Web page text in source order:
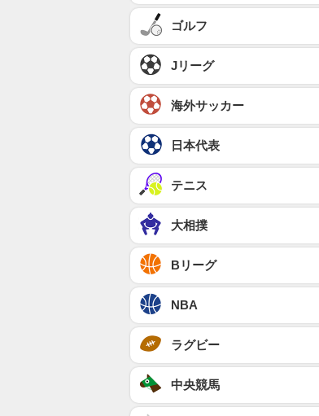
ゴルフ
Jリーグ
海外サッカー
日本代表
テニス
大相撲
Bリーグ
NBA
ラグビー
中央競馬